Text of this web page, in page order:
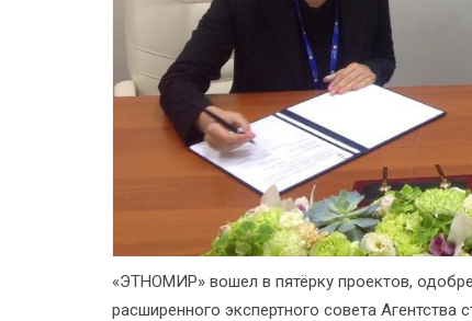
«ЭТНОМИР» вошел в пятёрку проектов,
расширенного экспертного совета Агентства